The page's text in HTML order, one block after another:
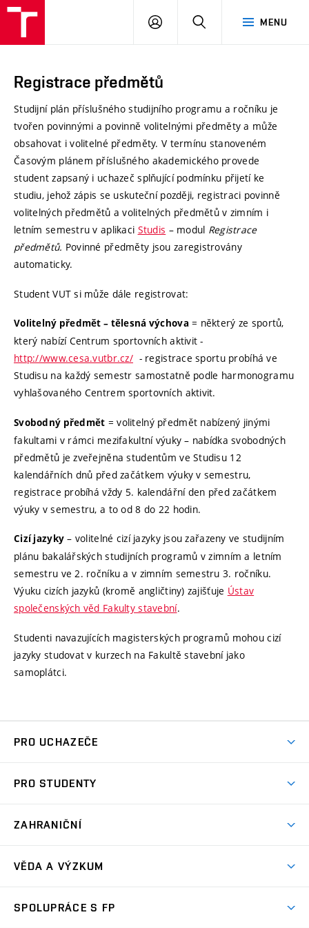
MENU
PŘIHLÁSIT
Registrace předmětů
Studijní plán příslušného studijního programu a ročníku je
tvořen povinnými a povinně volitelnými předměty a může
obsahovat i volitelné předměty. V termínu stanoveném
Časovým plánem příslušného akademického provede
student zapsaný i uchazeč splňující podmínku přijetí ke
studiu, jehož zápis se uskuteční později, registraci povinně
volitelných předmětů a volitelných předmětů v zimním i
letním semestru v aplikaci Studis – modul Registrace
předmětů. Povinné předměty jsou zaregistrovány
automaticky.
Student VUT si může dále registrovat:
Volitelný předmět – tělesná výchova= některý ze sportů,
který nabízí Centrum sportovních aktivit -
http://www.cesa.vutbr.cz/ - registrace sportu probíhá ve
Studisu na každý semestr samostatně podle harmonogramu
vyhlašovaného Centrem sportovních aktivit.
Svobodný předmět = volitelný předmět nabízený jinými
fakultami v rámci mezifakultní výuky – nabídka svobodných
předmětů je zveřejněna studentům ve Studisu 12
kalendářních dnů před začátkem výuky v semestru,
registrace probíhá vždy 5. kalendářní den před začátkem
výuky v semestru, a to od 8 do 22 hodin.
Cizí jazyky – volitelné cizí jazyky jsou zařazeny ve studijním
plánu bakalářských studijních programů v zimním a letním
semestru ve 2. ročníku a v zimním semestru 3. ročníku.
Výuku cizích jazyků (kromě angličtiny) zajišťuje Ústav
společenských věd Fakulty stavební.
Studenti navazujících magisterských programů mohou cizí
jazyky studovat v kurzech na Fakultě stavební jako
samoplátci.
PRO UCHAZEČE
Nabídka programů
Přípravné kurzy
Elektronická přihláška na profesní kurzy
PRO STUDENTY
Předměty
Časový plán
ZAHRANIČNÍ
Mezinárodní konference
VĚDA A VÝZKUM
SPOLUPRÁCE S FP